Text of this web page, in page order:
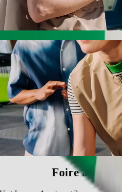
recherchez le meilleur prix pour
idéal pour vous.
à De Vast Luxury
6 personnes.
voiture équipée d'un siège enfant.
les animaux.
sont accessibles aux
la catégorie Economy.
Foire aux